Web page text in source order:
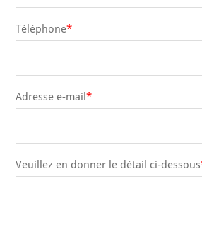
Téléphone
Adresse e-mail
Veuillez en donner le détail ci-dessous